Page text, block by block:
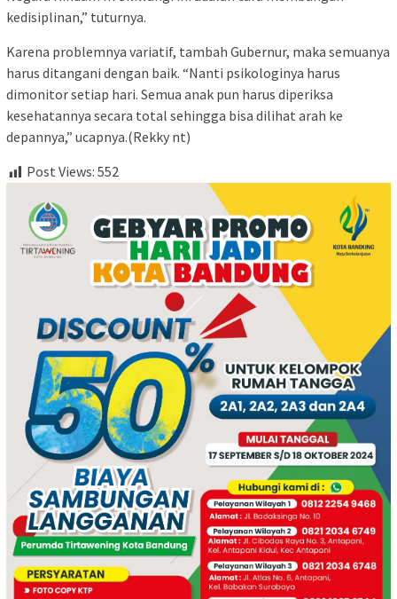
kedisiplinan,” tuturnya.
Karena problemnya variatif, tambah Gubernur, maka semuanya
harus ditangani dengan baik. “Nanti psikologinya harus
dimonitor setiap hari. Semua anak pun harus diperiksa
kesehatannya secara total sehingga bisa dilihat arah ke
depannya,” ucapnya.(Rekky nt)
Post Views: 552